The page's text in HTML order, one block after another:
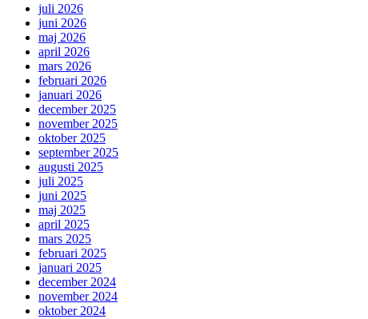
juli 2026
juni 2026
maj 2026
april 2026
mars 2026
februari 2026
januari 2026
december 2025
november 2025
oktober 2025
september 2025
augusti 2025
juli 2025
juni 2025
maj 2025
april 2025
mars 2025
februari 2025
januari 2025
december 2024
november 2024
oktober 2024